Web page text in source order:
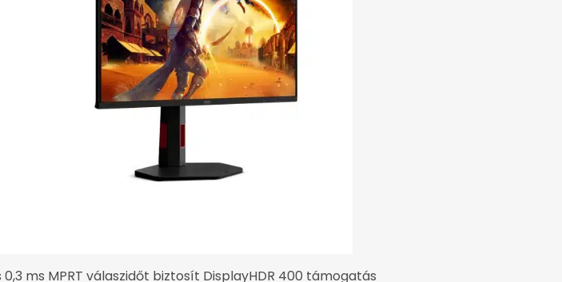
ms MPRT válaszidőt biztosít DisplayHDR 400 támogatás